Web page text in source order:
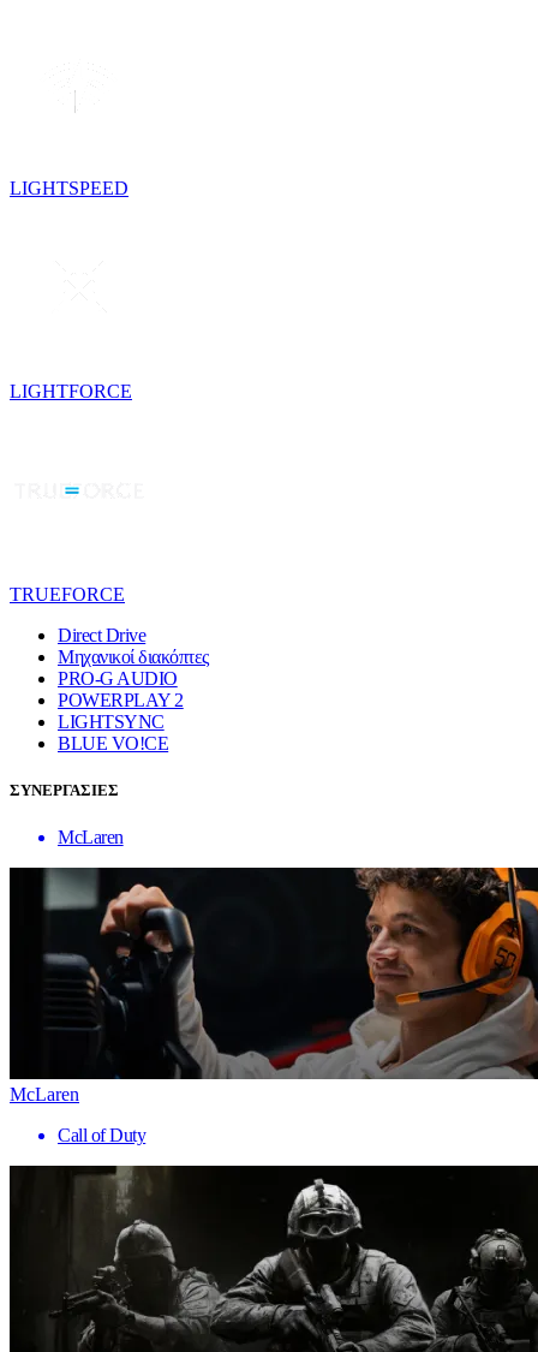
LIGHTSPEED
LIGHTFORCE
TRUEFORCE
Direct Drive
Μηχανικοί διακόπτες
PRO-G AUDIO
POWERPLAY 2
LIGHTSYNC
BLUE VO!CE
ΣΥΝΕΡΓΑΣΙΕΣ
McLaren
McLaren
Call of Duty